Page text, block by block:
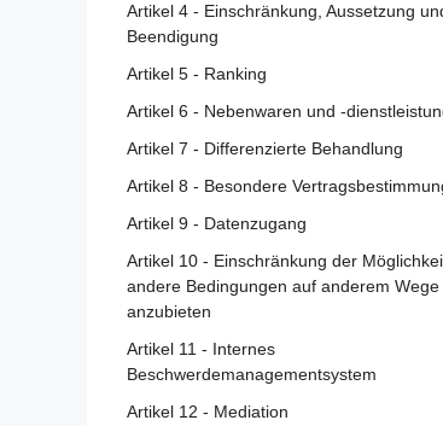
Artikel 4 - Einschränkung, Aussetzung
Beendigung
Artikel 5 - Ranking
Artikel 6 - Nebenwaren und -
Artikel 7 - Differenzierte Behandlung
Artikel 8 - Besondere
Artikel 9 - Datenzugang
Artikel 10 - Einschränkung der
andere Bedingungen auf anderem Wege
anzubieten
Artikel 11 - Internes
Beschwerdemanagementsystem
Artikel 12 - Mediation